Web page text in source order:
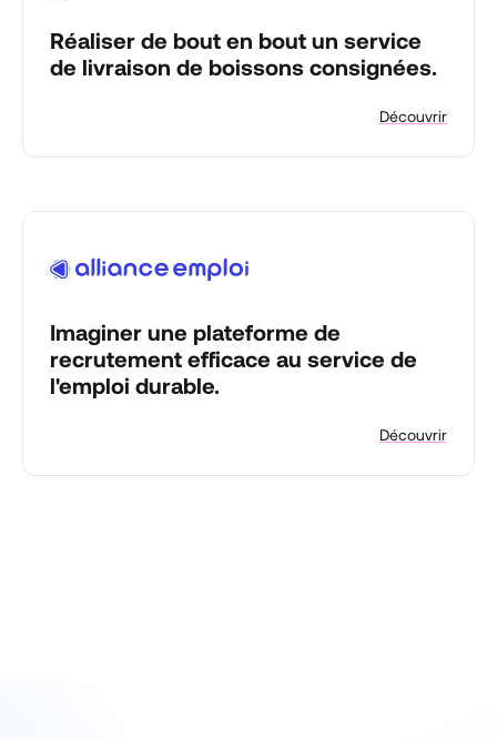
Réaliser de bout en bout un service
de livraison de boissons consignées.
Découvrir
Imaginer une plateforme de
recrutement efficace au service de
l'emploi durable.
Découvrir